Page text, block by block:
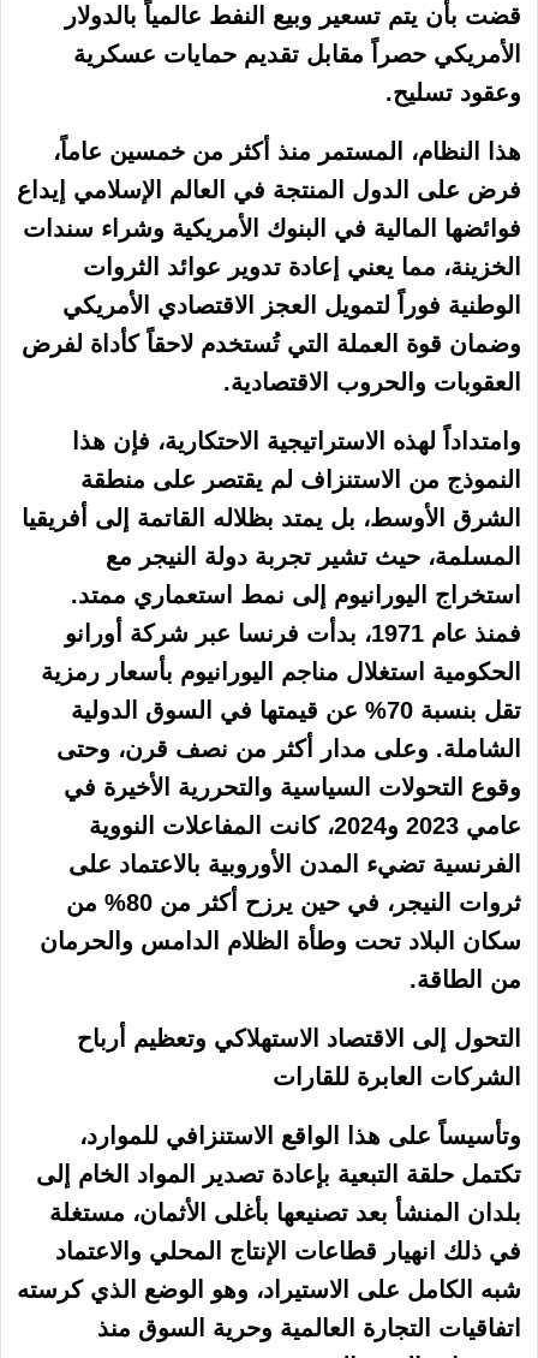
قضت بأن يتم تسعير وبيع النفط عالمياً بالدولار
الأمريكي حصراً مقابل تقديم حمايات عسكرية
وعقود تسليح.
هذا النظام، المستمر منذ أكثر من خمسين عاماً،
فرض على الدول المنتجة في العالم الإسلامي إيداع
فوائضها المالية في البنوك الأمريكية وشراء سندات
الخزينة، مما يعني إعادة تدوير عوائد الثروات
الوطنية فوراً لتمويل العجز الاقتصادي الأمريكي
وضمان قوة العملة التي تُستخدم لاحقاً كأداة لفرض
العقوبات والحروب الاقتصادية.
وامتداداً لهذه الاستراتيجية الاحتكارية، فإن هذا
النموذج من الاستنزاف لم يقتصر على منطقة
الشرق الأوسط، بل يمتد بظلاله القاتمة إلى أفريقيا
المسلمة، حيث تشير تجربة دولة النيجر مع
استخراج اليورانيوم إلى نمط استعماري ممتد.
فمنذ عام 1971، بدأت فرنسا عبر شركة أورانو
الحكومية استغلال مناجم اليورانيوم بأسعار رمزية
تقل بنسبة 70% عن قيمتها في السوق الدولية
الشاملة. وعلى مدار أكثر من نصف قرن، وحتى
وقوع التحولات السياسية والتحررية الأخيرة في
عامي 2023 و2024، كانت المفاعلات النووية
الفرنسية تضيء المدن الأوروبية بالاعتماد على
ثروات النيجر، في حين يرزح أكثر من 80% من
سكان البلاد تحت وطأة الظلام الدامس والحرمان
من الطاقة.
التحول إلى الاقتصاد الاستهلاكي وتعظيم أرباح
الشركات العابرة للقارات
وتأسيساً على هذا الواقع الاستنزافي للموارد،
تكتمل حلقة التبعية بإعادة تصدير المواد الخام إلى
بلدان المنشأ بعد تصنيعها بأغلى الأثمان، مستغلة
في ذلك انهيار قطاعات الإنتاج المحلي والاعتماد
شبه الكامل على الاستيراد، وهو الوضع الذي كرسته
اتفاقيات التجارة العالمية وحرية السوق منذ